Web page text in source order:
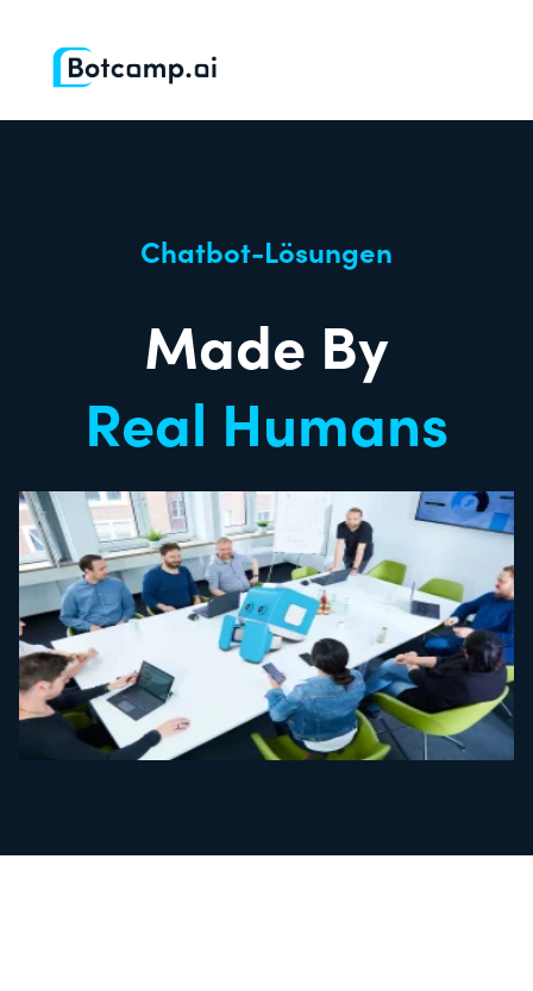
Chatbot-Lösungen
Made By
Real Humans